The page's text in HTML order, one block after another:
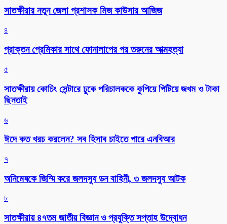
সাতক্ষীরার নতুন জেলা প্রশাসক মিজ কাউসার আজিজ
৪
প্রাক্তন প্রেমিকার সাথে ফোনালাপের পর তরুনের আত্মহত্যা
৫
সাতক্ষীরায় কোচিং সেন্টারে ঢুকে পরিচালককে কুপিয়ে পিটিয়ে জখম ও টাকা
ছিনতাই
৬
ঈদে কত খরচ করলেন? সব হিসাব চাইতে পারে এনবিআর
৭
অনিমেষকে জিম্মি করে জলদস্যু ডন বাহিনী, ৩ জলদস্যু আটক
৮
সাতক্ষীরায় ৪৭তম জাতীয় বিজ্ঞান ও প্রযুক্তি সপ্তাহ উদ্বোধন